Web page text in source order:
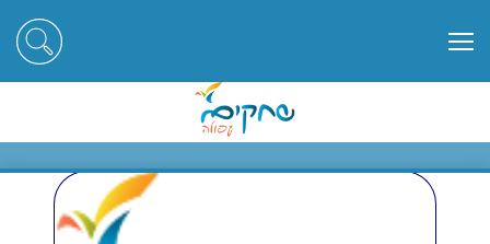
התעמלות אמנותית - נבחרת נערות
ב'